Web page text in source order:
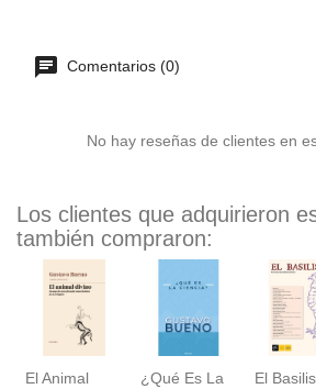
Comentarios (0)
No hay reseñas de clientes en
Los clientes que adquirieron
también compraron:
El Animal
¿Qué Es La
El